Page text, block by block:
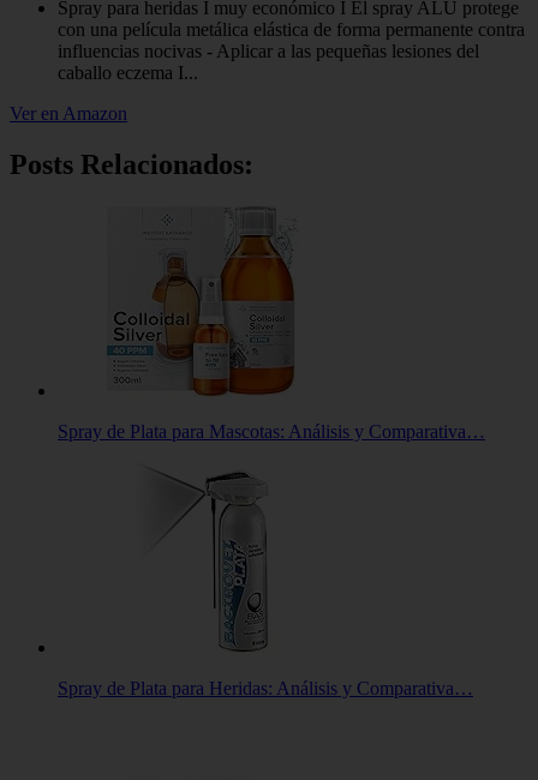
Spray para heridas I muy económico I El spray ALU protege
con una película metálica elástica de forma permanente contra
influencias nocivas - Aplicar a las pequeñas lesiones del
caballo eczema I...
Ver en Amazon
Posts Relacionados:
Spray de Plata para Mascotas: Análisis y Comparativa…
Spray de Plata para Heridas: Análisis y Comparativa…